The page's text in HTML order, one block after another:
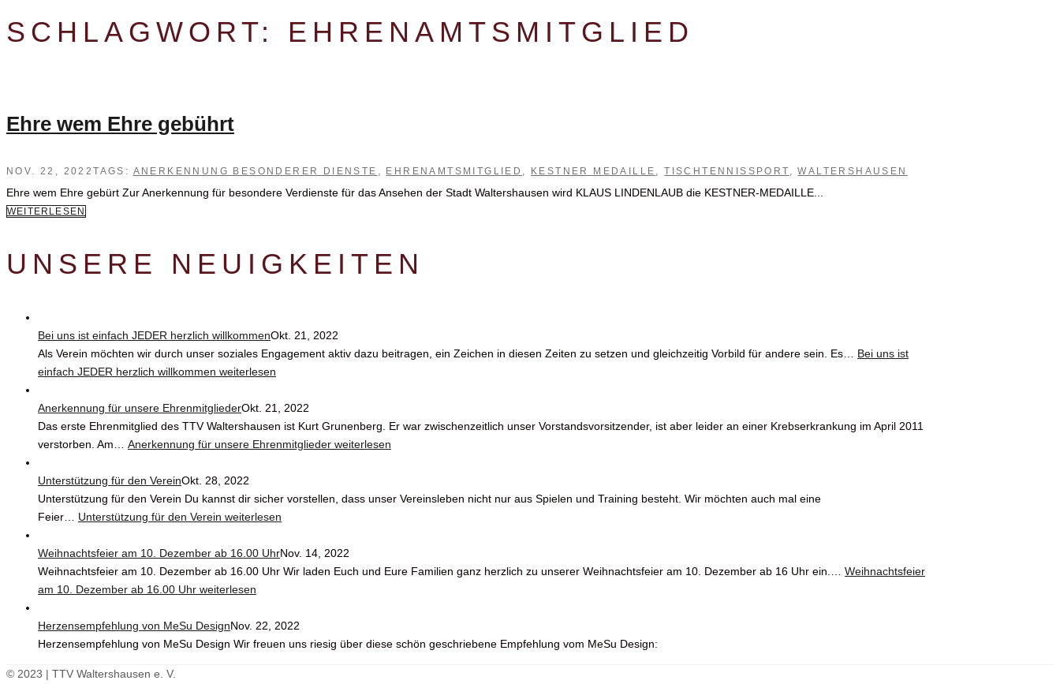
SCHLAGWORT: EHRENAMTSMITGLIED
Ehre wem Ehre gebührt
NOV. 22, 2022TAGS: ANERKENNUNG BESONDERER DIENSTE , EHRENAMTSMITGLIED , KESTNER MEDAILLE ,TISCHTENNISSPORT ,WALTERSHAUSEN
Ehre wem Ehre gebürt Zur Anerkennung für besondere Verdienste für das Ansehen der Stadt Waltershausen wird KLAUS LINDENLAUB die KESTNER-MEDAILLE...
WEITERLESEN
UNSERE NEUIGKEITEN
Bei uns ist einfach JEDER herzlich willkommenOkt. 21, 2022
Als Verein möchten wir durch unser soziales Engagement aktiv dazu beitragen, ein Zeichen in diesen Zeiten zu setzen und gleichzeitig Vorbild für andere sein. Es… Bei uns ist
einfach JEDER herzlich willkommen weiterlesen
Anerkennung für unsere EhrenmitgliederOkt. 21, 2022
Das erste Ehrenmitglied des TTV Waltershausen ist Kurt Grunenberg. Er war zwischenzeitlich unser Vorstandsvorsitzender, ist aber leider an einer Krebserkrankung im April 2011
verstorben. Am… Anerkennung für unsere Ehrenmitglieder weiterlesen
Unterstützung für den VereinOkt. 28, 2022
Unterstützung für den Verein Du kannst dir sicher vorstellen, dass unser Vereinsleben nicht nur aus Spielen und Training besteht. Wir möchten auch mal eine
Feier… Unterstützung für den Verein weiterlesen
Weihnachtsfeier am 10. Dezember ab 16.00 UhrNov. 14, 2022
Weihnachtsfeier am 10. Dezember ab 16.00 Uhr Wir laden Euch und Eure Familien ganz herzlich zu unserer Weihnachtsfeier am 10. Dezember ab 16 Uhr ein.… Weihnachtsfeier
am 10. Dezember ab 16.00 Uhr weiterlesen
Herzensempfehlung von MeSu DesignNov. 22, 2022
Herzensempfehlung von MeSu Design Wir freuen uns riesig über diese schön geschriebene Empfehlung vom MeSu Design:
© 2023 | TTV Waltershausen e. V.